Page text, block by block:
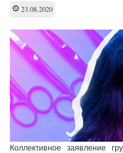
23.08.2020
Коллективное заявление